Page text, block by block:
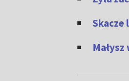
Skacze